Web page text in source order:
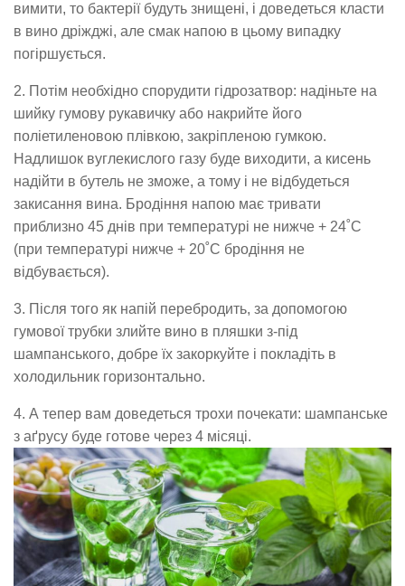
вимити, то бактерії будуть знищені, і доведеться класти
в вино дріжджі, але смак напою в цьому випадку
погіршується.
2. Потім необхідно спорудити гідрозатвор: надіньте на
шийку гумову рукавичку або накрийте його
поліетиленовою плівкою, закріпленою гумкою.
Надлишок вуглекислого газу буде виходити, а кисень
надійти в бутель не зможе, а тому і не відбудеться
закисання вина. Бродіння напою має тривати
приблизно 45 днів при температурі не нижче + 24˚С
(при температурі нижче + 20˚С бродіння не
відбувається).
3. Після того як напій перебродить, за допомогою
гумової трубки злийте вино в пляшки з-під
шампанського, добре їх закоркуйте і покладіть в
холодильник горизонтально.
4. А тепер вам доведеться трохи почекати: шампанське
з аґрусу буде готове через 4 місяці.